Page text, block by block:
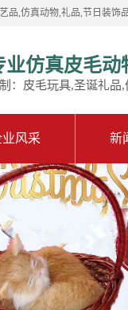
品,仿真动物,礼品,节日装饰
业仿真皮毛动
：皮毛玩具,圣诞礼品
风采 新